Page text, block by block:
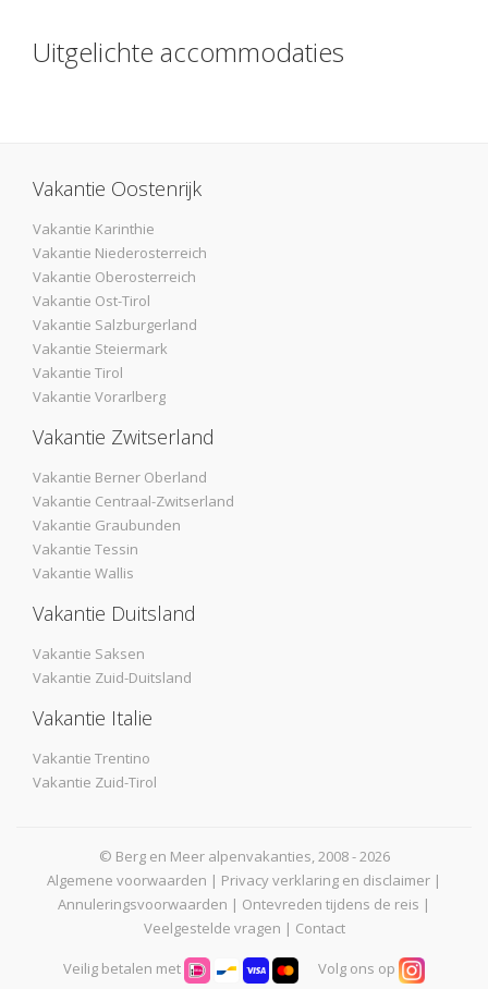
Uitgelichte accommodaties
Vakantie Oostenrijk
Vakantie Karinthie
Vakantie Niederosterreich
Vakantie Oberosterreich
Vakantie Ost-Tirol
Vakantie Salzburgerland
Vakantie Steiermark
Vakantie Tirol
Vakantie Vorarlberg
Vakantie Zwitserland
Vakantie Berner Oberland
Vakantie Centraal-Zwitserland
Vakantie Graubunden
Vakantie Tessin
Vakantie Wallis
Vakantie Duitsland
Vakantie Saksen
Vakantie Zuid-Duitsland
Vakantie Italie
Vakantie Trentino
Vakantie Zuid-Tirol
© Berg en Meer alpenvakanties, 2008 - 2026
Algemene voorwaarden | Privacy verklaring en disclaimer |
Annuleringsvoorwaarden | Ontevreden tijdens de reis |
Veelgestelde vragen | Contact
Veilig betalen met Volg ons op